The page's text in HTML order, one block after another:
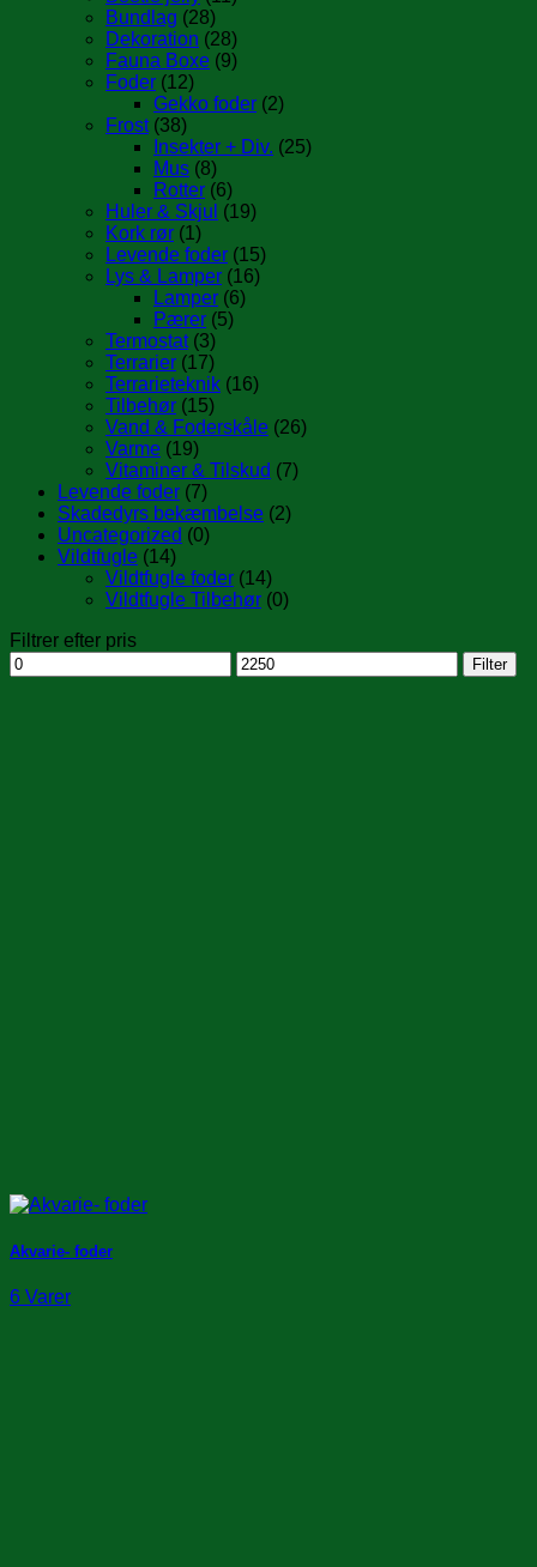
Bundlag (28)
Dekoration (28)
Fauna Boxe (9)
Foder (12)
Gekko foder (2)
Frost (38)
Insekter + Div. (25)
Mus (8)
Rotter (6)
Huler & Skjul (19)
Kork rør (1)
Levende foder (15)
Lys & Lamper (16)
Lamper (6)
Pærer (5)
Termostat (3)
Terrarier (17)
Terrarieteknik (16)
Tilbehør (15)
Vand & Foderskåle (26)
Varme (19)
Vitaminer & Tilskud (7)
Levende foder (7)
Skadedyrs bekæmbelse (2)
Uncategorized (0)
Vildtfugle (14)
Vildtfugle foder (14)
Vildtfugle Tilbehør (0)
Filtrer efter pris
Mindste
pris
Højeste
pris
Filter
Akvarie- foder
6 Varer